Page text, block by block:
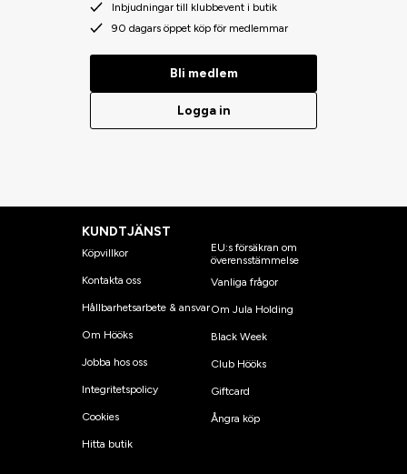
Inbjudningar till klubbevent i butik
90 dagars öppet köp för medlemmar
Bli medlem
Logga in
KUNDTJÄNST
Köpvillkor
Kontakta oss
Hållbarhetsarbete & ansvar
Om Hööks
Jobba hos oss
Integritetspolicy
Cookies
Hitta butik
EU:s försäkran om
överensstämmelse
Vanliga frågor
Om Jula Holding
Black Week
Club Hööks
Giftcard
Ångra köp